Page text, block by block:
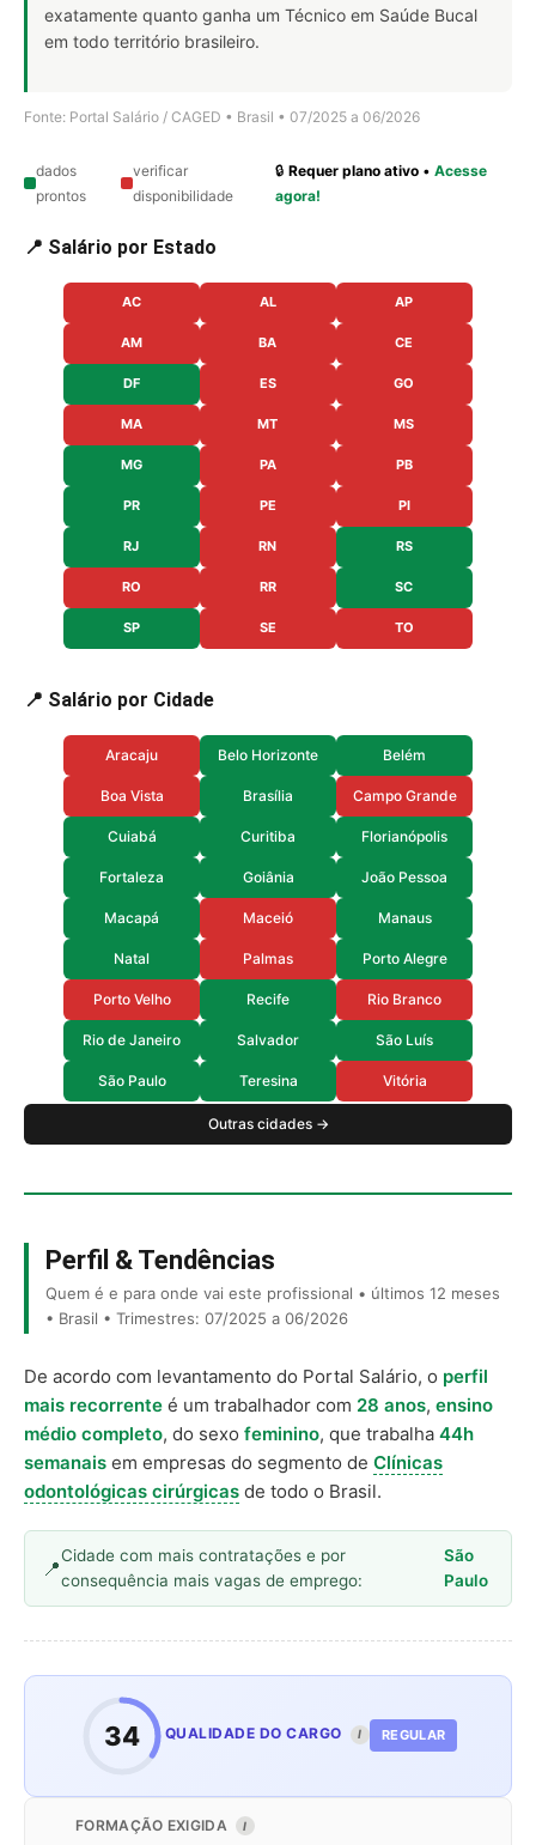
exatamente quanto ganha um Técnico em Saúde Bucal
em todo território brasileiro.
Fonte: Portal Salário / CAGED • Brasil • 07/2025 a 06/2026
dados
prontos
verificar
disponibilidade
🔒Requer plano ativo •Acesse
agora!
📍 Salário por Estado
AC AL AP
AM BA CE
DF ES GO
MA MT MS
MG PA PB
PR PE PI
RJ RN RS
RO RR SC
SP SE TO
📍 Salário por Cidade
Aracaju Belo Horizonte Belém
Boa Vista Brasília Campo Grande
Cuiabá Curitiba Florianópolis
Fortaleza Goiânia João Pessoa
Macapá Maceió Manaus
Natal Palmas Porto Alegre
Porto Velho Recife Rio Branco
Rio de Janeiro Salvador São Luís
São Paulo Teresina Vitória
Outras cidades →
Perfil & Tendências
Quem é e para onde vai este profissional • últimos 12 meses
• Brasil • Trimestres: 07/2025 a 06/2026
De acordo com levantamento do Portal Salário, o perfil
mais recorrente é um trabalhador com 28 anos, ensino
médio completo, do sexo feminino, que trabalha 44h
semanais em empresas do segmento de Clínicas
odontológicas cirúrgicas de todo o Brasil.
Cidade com mais contratações e por
consequência mais vagas de emprego:
São
Paulo
34 QUALIDADE DO CARGO I REGULAR
FORMAÇÃO EXIGIDA I